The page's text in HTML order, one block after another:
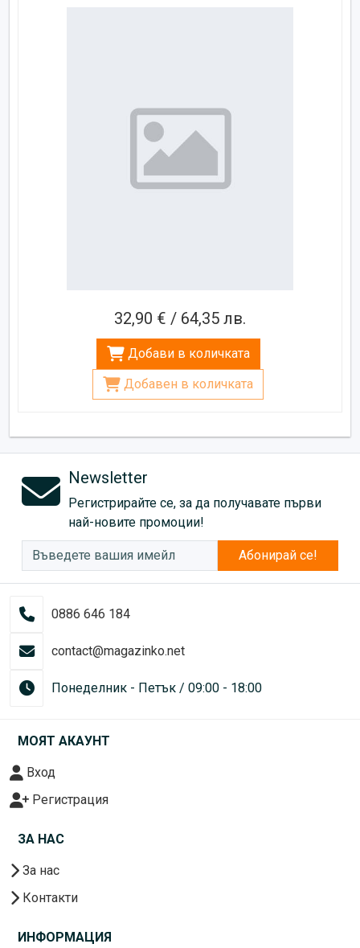
32,90 € / 64,35 лв.
Добави в количката
Добавен в количката
Newsletter
Регистрирайте се, за да получавате първи
най-новите промоции!
Абонирай се!
0886 646 184
contact@magazinko.net
Понеделник - Петък / 09:00 - 18:00
МОЯТ АКАУНТ
Вход
Регистрация
ЗА НАС
За нас
Контакти
ИНФОРМАЦИЯ